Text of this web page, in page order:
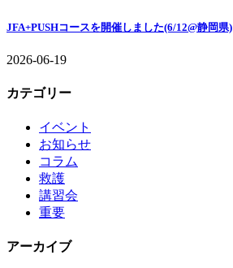
JFA+PUSHコースを開催しました(6/12@静岡県)
2026-06-19
カテゴリー
イベント
お知らせ
コラム
救護
講習会
重要
アーカイブ